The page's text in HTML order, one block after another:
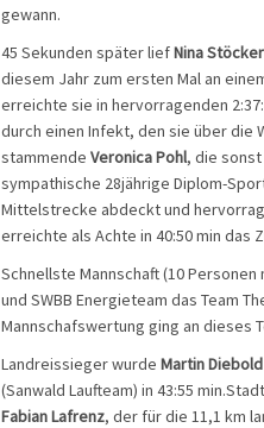
gewann.
45 Sekunden später liefNina Stöcker
diesem Jahr zum ersten Mal an
erreichte sie in hervorragenden
durch einen Infekt, den sie über die
stammendeVeronica Pohl, die sonst
sympathische 28jährige Diplom-
Mittelstrecke abdeckt und
erreichte als Achte in 40:50 min das
Schnellste Mannschaft (10
und SWBB Energieteam das Team
Mannschafswertung ging an dieses
Landreissieger wurdeMartin
(Sanwald Laufteam) in 43:55
Fabian Lafrenz, der für die 11,1 km